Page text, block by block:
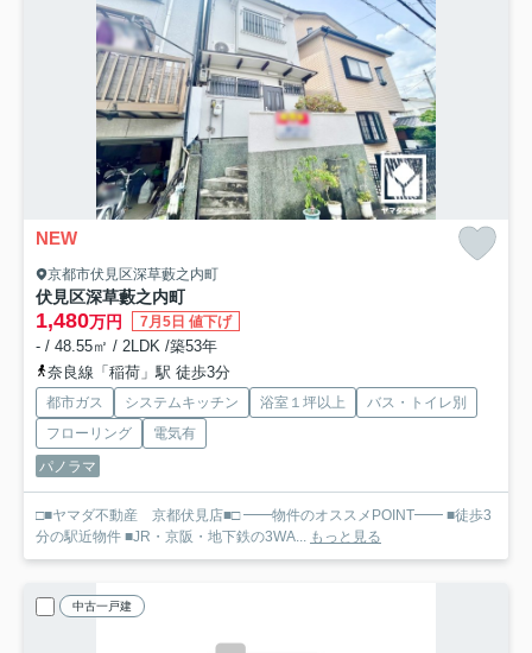
NEW
京都市伏見区深草藪之内町
伏見区深草藪之内町
1,480万円 7月5日 値下げ
- / 48.55㎡ / 2LDK /築53年
奈良線「稲荷」駅 徒歩3分
都市ガス システムキッチン 浴室１坪以上
バス・トイレ別
フローリング
電気有
パノラマ
□■ヤマダ不動産 京都伏見店■□ ━━物件のオススメPOINT━━ ■徒歩3
分の駅近物件 ■JR・京阪・地下鉄の3WA... もっと見る
中古一戸建